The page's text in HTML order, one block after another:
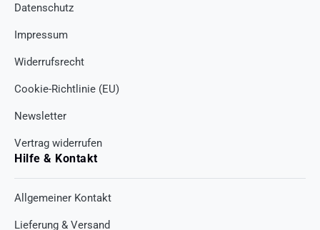
Datenschutz
Impressum
Widerrufsrecht
Cookie-Richtlinie (EU)
Newsletter
Vertrag widerrufen
Hilfe & Kontakt
Allgemeiner Kontakt
Lieferung & Versand